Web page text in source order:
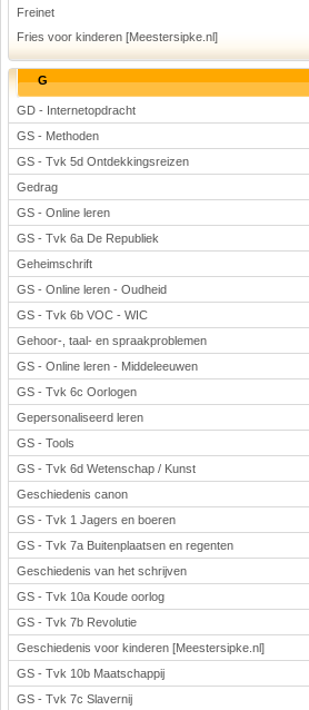
Freinet
Fries voor kinderen [Meestersipke.nl]
G
GD - Internetopdracht
GS - Methoden
GS - Tvk 5d Ontdekkingsreizen
Gedrag
GS - Online leren
GS - Tvk 6a De Republiek
Geheimschrift
GS - Online leren - Oudheid
GS - Tvk 6b VOC - WIC
Gehoor-, taal- en spraakproblemen
GS - Online leren - Middeleeuwen
GS - Tvk 6c Oorlogen
Gepersonaliseerd leren
GS - Tools
GS - Tvk 6d Wetenschap / Kunst
Geschiedenis canon
GS - Tvk 1 Jagers en boeren
GS - Tvk 7a Buitenplaatsen en regenten
Geschiedenis van het schrijven
GS - Tvk 10a Koude oorlog
GS - Tvk 7b Revolutie
Geschiedenis voor kinderen [Meestersipke.nl]
GS - Tvk 10b Maatschappij
GS - Tvk 7c Slavernij